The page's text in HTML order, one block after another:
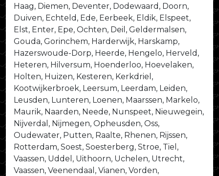
Haag, Diemen, Deventer, Dodewaard, Doorn,
Duiven, Echteld, Ede, Eerbeek, Eldik, Elspeet,
Elst, Enter, Epe, Ochten, Deil, Geldermalsen,
Gouda, Gorinchem, Harderwijk, Harskamp,
Hazerswoude-Dorp, Heerde, Hengelo, Herveld,
Heteren, Hilversum, Hoenderloo, Hoevelaken,
Holten, Huizen, Kesteren, Kerkdriel,
Kootwijkerbroek, Leersum, Leerdam, Leiden,
Leusden, Lunteren, Loenen, Maarssen, Markelo,
Maurik, Naarden, Neede, Nunspeet, Nieuwegein,
Nijverdal, Nijmegen, Opheusden, Oss,
Oudewater, Putten, Raalte, Rhenen, Rijssen,
Rotterdam, Soest, Soesterberg, Stroe, Tiel,
Vaassen, Uddel, Uithoorn, Uchelen, Utrecht,
Vaassen, Veenendaal, Vianen, Vorden,